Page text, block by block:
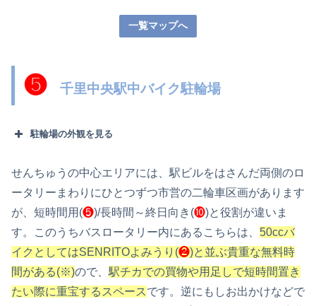
一覧マップへ
❺千里中央駅中バイク駐輪場
駐輪場の外観を見る
せんちゅうの中心エリアには、駅ビルをはさんだ両側のロ
ータリーまわりにひとつずつ市営の二輪車区画があります
が、短時間用(❺)/長時間～終日向き(❿)と役割が違いま
す。このうちバスロータリー内にあるこちらは、 50ccバ
イクとしてはSENRITOよみうり(❷)と並ぶ貴重な無料時
間がある(※)ので、 駅チカでの買物や用足しで短時間置き
たい際に重宝するスペース です。逆にもしお出かけなどで